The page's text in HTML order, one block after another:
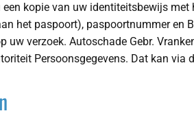
kopie van uw identiteitsbewijs
het paspoort), paspoortnummer en
uw verzoek. Autoschade Gebr.
Persoonsgegevens. Dat kan via